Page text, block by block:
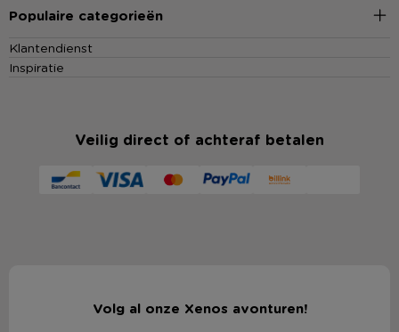
Populaire categorieën
Klantendienst
Inspiratie
Veilig direct of achteraf betalen
Volg al onze Xenos avonturen!